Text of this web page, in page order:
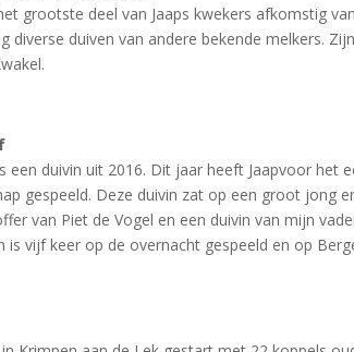
grootste deel van Jaaps kwekers afkomstig
diverse duiven van andere bekende melkers.
een duivin uit 2016. Dit jaar heeft Jaapvoor het
gespeeld. Deze duivin zat op een groot jong
van Piet de Vogel en een duivin van mijn
is vijf keer op de overnacht gespeeld en op